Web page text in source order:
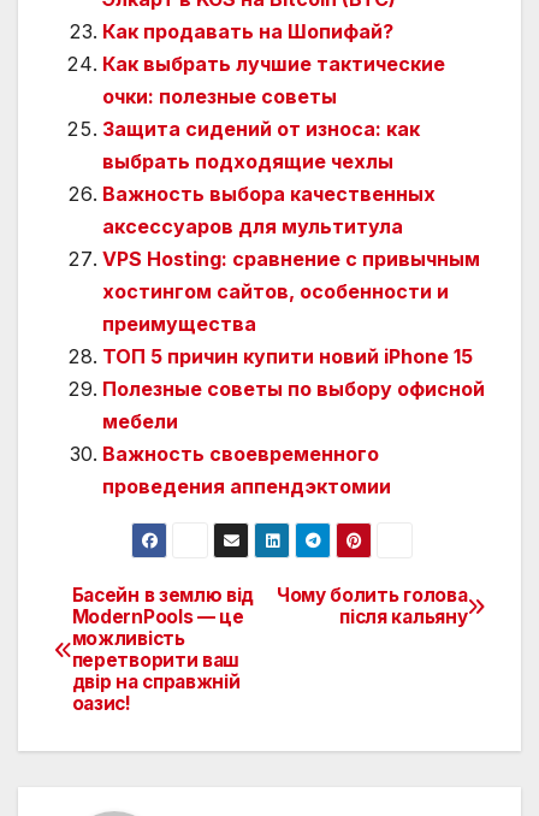
Как продавать на Шопифай?
Как выбрать лучшие тактические
очки: полезные советы
Защита сидений от износа: как
выбрать подходящие чехлы
Важность выбора качественных
аксессуаров для мультитула
VPS Hosting: сравнение с привычным
хостингом сайтов, особенности и
преимущества
ТОП 5 причин купити новий iPhone 15
Полезные советы по выбору офисной
мебели
Важность своевременного
проведения аппендэктомии
Навигация
по
записям
Чому болить голова
після кальяну
Басейн в землю від
ModernPools — це
можливість
перетворити ваш
двір на справжній
оазис!